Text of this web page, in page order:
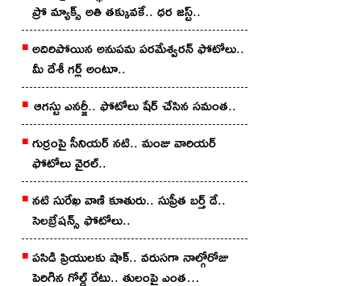
ప్రో మ్యాక్స్ అతి తక్కువకే.. ధర జస్ట్..
అదిరిపోయిన అనుప‌మ ప‌ర‌మేశ్వ‌ర‌న్ ఫోటోలు..
మీ దేశీ గ‌ర్ల్ అంటూ..
ఆగ‌స్టు ఎన‌ర్జీ.. ఫోటోలు షేర్ చేసిన స‌మంత‌..
గుర్రంపై సీనియ‌ర్ న‌టి.. మంజు వారియ‌ర్
ఫోటోలు వైర‌ల్..
న‌టి సురేఖ వాణి కూతురు.. సుప్రీత బ‌ర్త్ డే..
సెల‌బ్రేష‌న్స్ ఫోటోలు..
పసిడి ప్రియులకు షాక్.. వరుసగా నాల్గోరోజు
పెరిగిన గోల్డ్ రేటు.. తులంపై ఎంత